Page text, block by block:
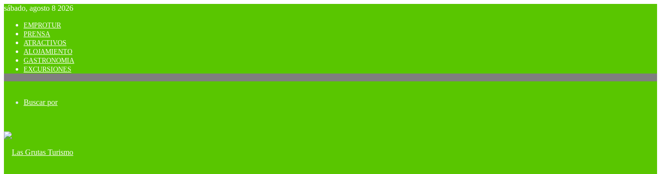
sábado, agosto 8 2026
EMPROTUR
PRENSA
ATRACTIVOS
ALOJAMIENTO
GASTRONOMIA
EXCURSIONES
Buscar por